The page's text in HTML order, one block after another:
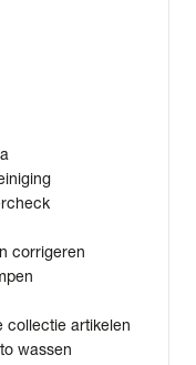
corrigeren
collectie artikelen
wassen